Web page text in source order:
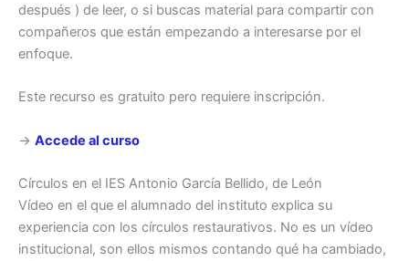
después ) de leer, o si buscas material para compartir con
compañeros que están empezando a interesarse por el
enfoque.
Este recurso es gratuito pero requiere inscripción.
→ Accede al curso
Círculos en el IES Antonio García Bellido, de León
Vídeo en el que el alumnado del instituto explica su
experiencia con los círculos restaurativos. No es un vídeo
institucional, son ellos mismos contando qué ha cambiado,